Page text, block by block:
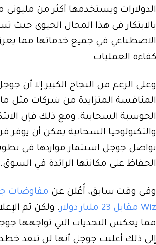
الدولارات ويستخدمها أكثر من
بالابتكار في هذا المجال الحيوي حيث
الاصطناعي في جميع خدماتها مما
كفاءة العمليات.
وعلى الرغم من النجاح الكبير إلا أن
المنافسة المتزايدة من شركات مثل
الحوسبة السحابية. ومع ذلك فإن
والتكنولوجيا السحابية يمكن أن يوفر
تواصل جوجل استثمار مواردها في
الحفاظ على مكانتها الرائدة في السوق.
وفي وقت سابق، أُعُلن عن مفاوضات
Wiz مقابل 23 مليار دولار
. ولكن تم
مما يعكس التحديات التي تواجهها
إلى ذلك أعلنت جوجل أنها لن تنفذ